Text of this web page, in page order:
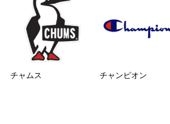
チャムス チャンピオン